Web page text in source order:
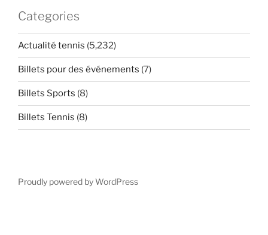
Categories
Actualité tennis (5,232)
Billets pour des événements (7)
Billets Sports (8)
Billets Tennis (8)
Proudly powered by WordPress